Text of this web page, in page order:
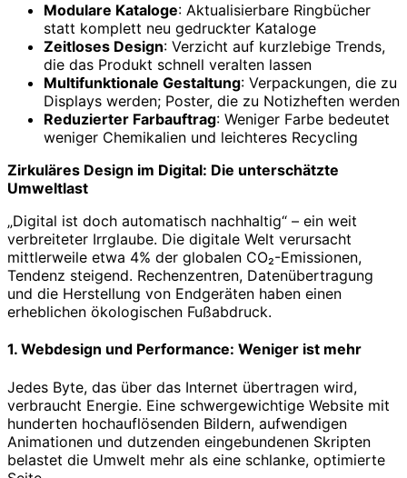
Modulare Kataloge: Aktualisierbare Ringbücher
statt komplett neu gedruckter Kataloge
Zeitloses Design: Verzicht auf kurzlebige Trends,
die das Produkt schnell veralten lassen
Multifunktionale Gestaltung: Verpackungen, die zu
Displays werden; Poster, die zu Notizheften werden
Reduzierter Farbauftrag: Weniger Farbe bedeutet
weniger Chemikalien und leichteres Recycling
Zirkuläres Design im Digital: Die unterschätzte
Umweltlast
„Digital ist doch automatisch nachhaltig“ – ein weit
verbreiteter Irrglaube. Die digitale Welt verursacht
mittlerweile etwa 4% der globalen CO₂-Emissionen,
Tendenz steigend. Rechenzentren, Datenübertragung
und die Herstellung von Endgeräten haben einen
erheblichen ökologischen Fußabdruck.
1. Webdesign und Performance: Weniger ist mehr
Jedes Byte, das über das Internet übertragen wird,
verbraucht Energie. Eine schwergewichtige Website mit
hunderten hochauflösenden Bildern, aufwendigen
Animationen und dutzenden eingebundenen Skripten
belastet die Umwelt mehr als eine schlanke, optimierte